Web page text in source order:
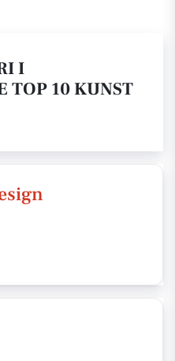
I
TOP 10 KUNST